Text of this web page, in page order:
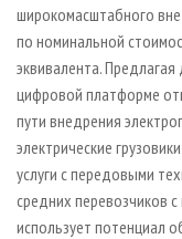
широкомасштабного
по номинальной
эквивалента.
цифровой платформе
пути внедрения
электрические
услуги с передовыми
средних перевозчиков
использует потенциал